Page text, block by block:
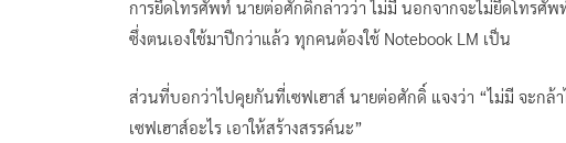
การยึดโทรศัพท์ นายต่อศักดิ์กล่าวว่า ไม่มี นอกจากจะไม่ยึดโทรศั
ซึ่งตนเองใช้มาปีกว่าแล้ว ทุกคนต้องใช้ Notebook LM เป็น
ส่วนที่บอกว่าไปคุยกันที่เซฟเฮาส์ นายต่อศักดิ์ แจงว่า “ไม่มี จะกล้
เซฟเฮาส์อะไร เอาให้สร้างสรรค์นะ”